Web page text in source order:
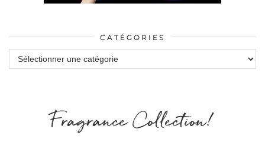
CATÉGORIES
Catégories
Fragrance Collection!